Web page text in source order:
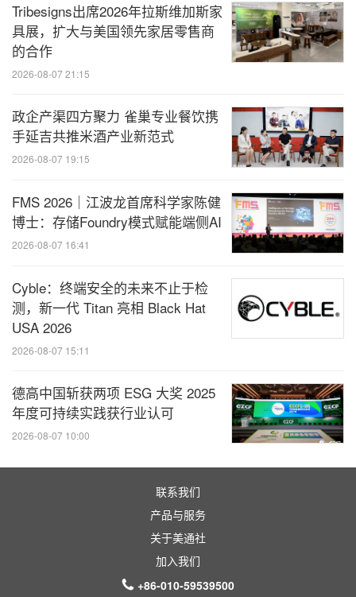
Tribesigns出席2026年拉斯维加斯家
具展，扩大与美国领先家居零售商
的合作
2026-08-07 21:15
政企产渠四方聚力 雀巢专业餐饮携
手延吉共推米酒产业新范式
2026-08-07 19:15
FMS 2026｜江波龙首席科学家陈健
博士：存储Foundry模式赋能端侧AI
2026-08-07 16:41
Cyble：终端安全的未来不止于检
测，新一代 Titan 亮相 Black Hat
USA 2026
2026-08-07 15:11
德高中国斩获两项 ESG 大奖 2025
年度可持续实践获行业认可
2026-08-07 10:00
联系我们
产品与服务
关于美通社
加入我们
+86-010-59539500